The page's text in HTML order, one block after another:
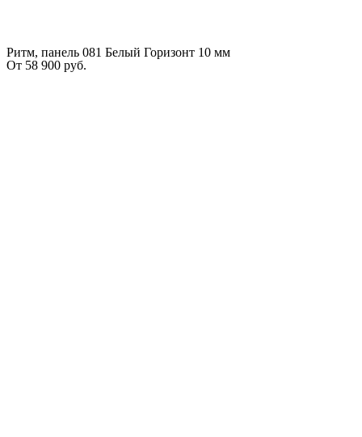
Ритм, панель 081 Белый Горизонт 10 мм
От 58 900 руб.